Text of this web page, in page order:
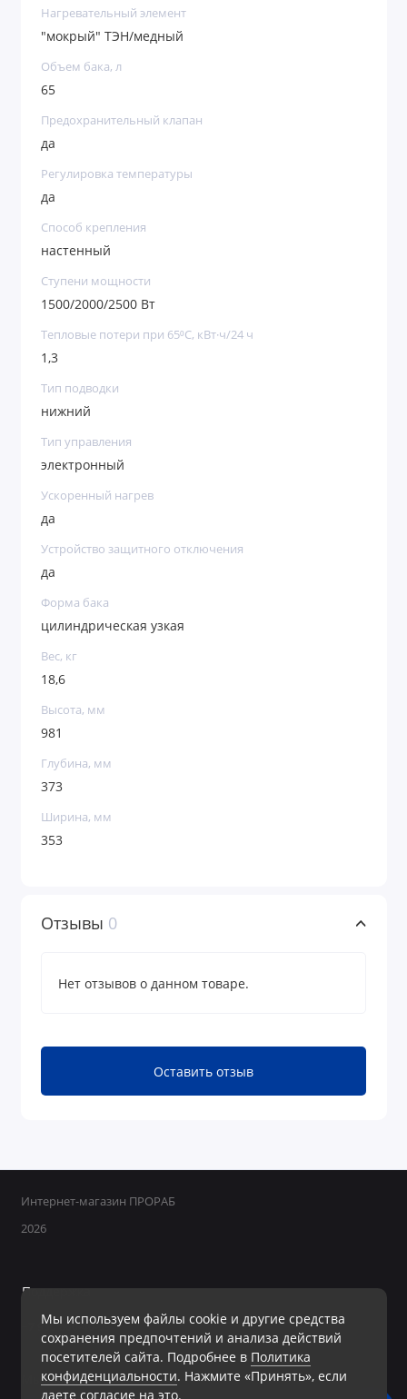
Нагревательный элемент
"мокрый" ТЭН/медный
Объем бака, л
65
Предохранительный клапан
да
Регулировка температуры
да
Способ крепления
настенный
Ступени мощности
1500/2000/2500 Вт
Тепловые потери при 65⁰C, кВт·ч/24 ч
1,3
Тип подводки
нижний
Тип управления
электронный
Ускоренный нагрев
да
Устройство защитного отключения
да
Форма бака
цилиндрическая узкая
Вес, кг
18,6
Высота, мм
981
Глубина, мм
373
Ширина, мм
353
Отзывы 0
Нет отзывов о данном товаре.
Оставить отзыв
Мы используем файлы cookie и другие средства
сохранения предпочтений и анализа действий
посетителей сайта. Подробнее в Политика
конфиденциальности. Нажмите «Принять», если
даете согласие на это.
Интернет-магазин ПРОРАБ
2026
Поддержка
+7 950 800-40-09
Ежедневно с 8:00 до 19:00 Без перерывов и выходных
Мы в сети